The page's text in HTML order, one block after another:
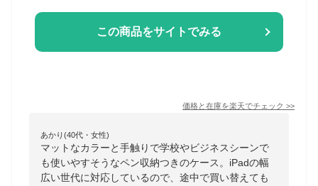
この商品をサイトでみる
価格と在庫を楽天でチェック >>
あかり(40代・女性)
マットなカラーと手触りで学校やビジネスシーンで
も使いやすそうなペン収納つきのケース。iPadの幅
広い世代に対応しているので、途中で買い替えても